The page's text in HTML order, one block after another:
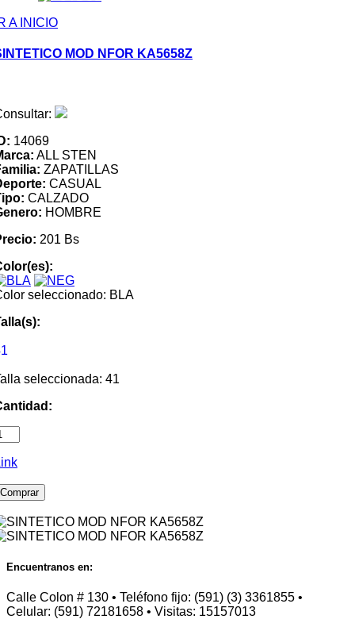
A INICIO
MOD NFOR KA5658Z
14069
ALL STEN
ZAPATILLAS
CASUAL
CALZADO
HOMBRE
201 Bs
seleccionado: BLA
seleccionada: 41
Comprar
Encuentranos en:
Calle Colon # 130 • Teléfono fijo: (591) (3) 3361855 •
Celular: (591) 72181658 • Visitas: 15157013